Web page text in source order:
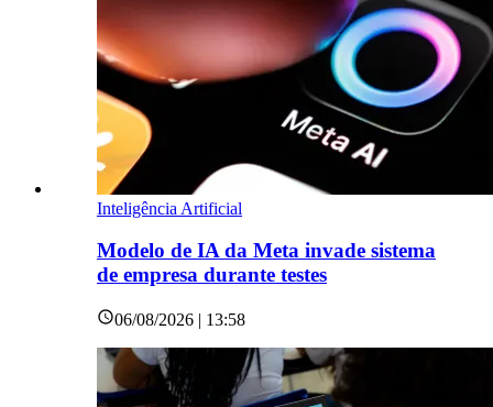
Inteligência Artificial
Modelo de IA da Meta invade sistema
de empresa durante testes
06/08/2026 | 13:58